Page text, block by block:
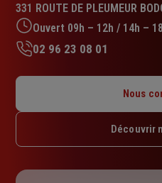
4.8
sur
5
étoiles
331 ROUTE DE PLEUMEUR
Ouvert 09h –
Mardi : 09h – 12h / 14h – 18h
Jeudi : 09h – 12h / 14h – 18h
Dimanche : Fermé
02 96 23 08 01
Nous
Découvrir